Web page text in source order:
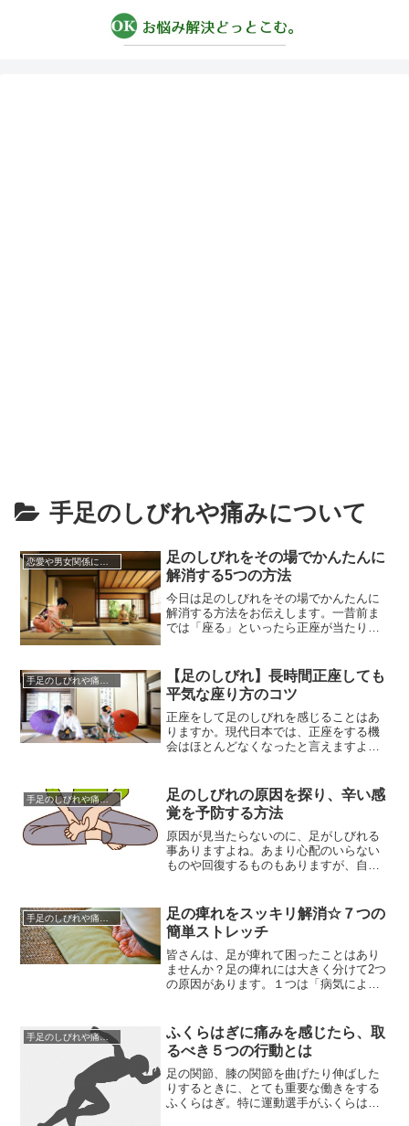
手足のしびれや痛みについて
恋愛や男女関係についてのあれこれ
足のしびれをその場でかんたんに
解消する5つの方法
今日は足のしびれをその場でかんたんに
解消する方法をお伝えします。一昔前ま
では「座る」といったら正座が当たり前
た。そのせいもあってか、正座に慣れ
ず、たまに正座をすると足がしびれると
いう人が増えてきました。慣れていなけ
ればいないほど足のしびれが起こりや
す...
手足のしびれや痛みについて
【足のしびれ】長時間正座しても
平気な座り方のコツ
正座をして足のしびれを感じることはあ
りますか。現代日本では、正座をする機
会はほとんどなくなったと言えますよ
てきているからです。昔の日本では、畳
にちゃぶ台を置き、正座で円卓を囲った
ものです。そのため日本人は「正座をし
てあたりまえ」の民族でした。しかし...
手足のしびれや痛みについて
足のしびれの原因を探り、辛い感
覚を予防する方法
原因が見当たらないのに、足がしびれる
事ありますよね。あまり心配のいらない
ものや回復するものもありますが、自己
っておく必要はあります。足のしびれの
対処法としては、まず様子を見ることで
す。足がしびれても一時的なものであっ
たり、継続して不便を感じないと思...
手足のしびれや痛みについて
足の痺れをスッキリ解消☆７つの
簡単ストレッチ
皆さんは、足が痺れて困ったことはあり
ませんか？足の痺れには大きく分けて2つ
の原因があります。１つは「病気による
本人に生まれたからには、人生の中で
様々な機会に、正座をすることは避けら
れません。しかし、現代人は正座をする
機会が多くないので、正座に不慣...
手足のしびれや痛みについて
ふくらはぎに痛みを感じたら、取
るべき５つの行動とは
足の関節、膝の関節を曲げたり伸ばした
りするときに、とても重要な働きをする
ふくらはぎ。特に運動選手がふくらはぎ